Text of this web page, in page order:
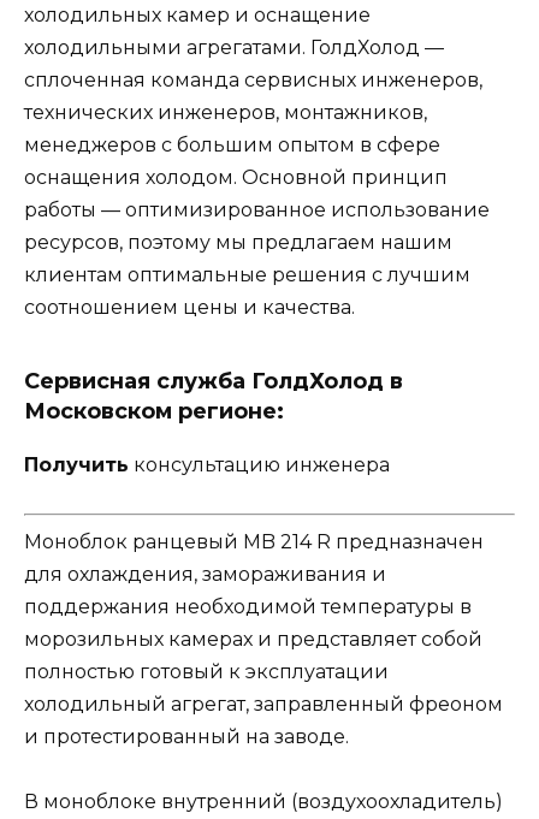
холодильных камер и оснащение
холодильными агрегатами. ГолдХолод —
сплоченная команда сервисных инженеров,
технических инженеров, монтажников,
менеджеров с большим опытом в сфере
оснащения холодом. Основной принцип
работы — оптимизированное использование
ресурсов, поэтому мы предлагаем нашим
клиентам оптимальные решения с лучшим
соотношением цены и качества.
Сервисная служба ГолдХолод в
Московском регионе:
Получить консультацию инженера
Моноблок ранцевый MB 214 R предназначен
для охлаждения, замораживания и
поддержания необходимой температуры в
морозильных камерах и представляет собой
полностью готовый к эксплуатации
холодильный агрегат, заправленный фреоном
и протестированный на заводе.
В моноблоке внутренний (воздухоохладитель)